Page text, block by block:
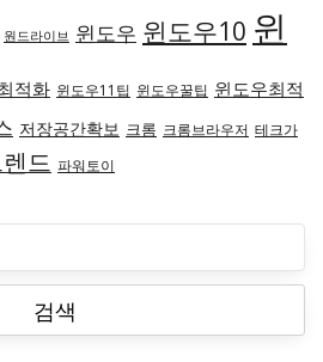
원드라이브 윈도우 윈도우10 윈
적화 윈도우11팁 윈도우꿀팁 윈도우최적
저장공간확보 크롬 크롬브라우저 테크가
드 파워토이